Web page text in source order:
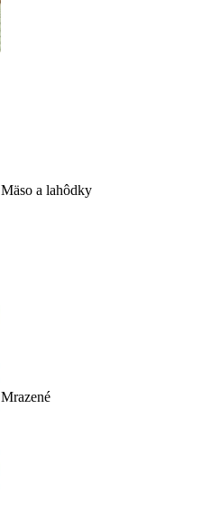
Mäso a lahôdky
Mrazené